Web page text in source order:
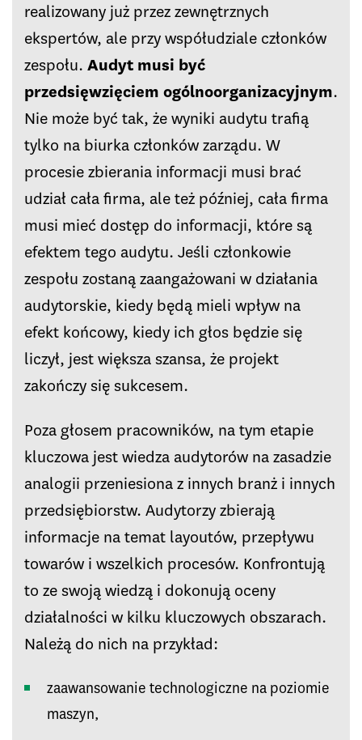
realizowany już przez zewnętrznych
ekspertów, ale przy współudziale członków
zespołu. Audyt musi być
przedsięwzięciem ogólnoorganizacyjnym.
Nie może być tak, że wyniki audytu trafią
tylko na biurka członków zarządu. W
procesie zbierania informacji musi brać
udział cała firma, ale też później, cała firma
musi mieć dostęp do informacji, które są
efektem tego audytu. Jeśli członkowie
zespołu zostaną zaangażowani w działania
audytorskie, kiedy będą mieli wpływ na
efekt końcowy, kiedy ich głos będzie się
liczył, jest większa szansa, że projekt
zakończy się sukcesem.
Poza głosem pracowników, na tym etapie
kluczowa jest wiedza audytorów na zasadzie
analogii przeniesiona z innych branż i innych
przedsiębiorstw. Audytorzy zbierają
informacje na temat layoutów, przepływu
towarów i wszelkich procesów. Konfrontują
to ze swoją wiedzą i dokonują oceny
działalności w kilku kluczowych obszarach.
Należą do nich na przykład:
zaawansowanie technologiczne na poziomie
maszyn,